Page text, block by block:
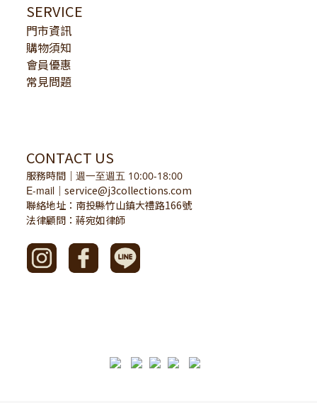
SERVICE
門市資訊
購物須知
會員優惠
常見問題
CONTACT US
服務時間 ｜ 週一至週五 10:00-18:00
E-mail ｜ service@j3collections.com
聯絡地址：南投縣竹山鎮大禮路166號
法律顧問：蔣宛如律師